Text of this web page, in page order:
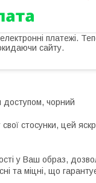
платежі.
сайту.
доступом, чорний
стосунки, цей
у Ваш образ,
та міцні, що